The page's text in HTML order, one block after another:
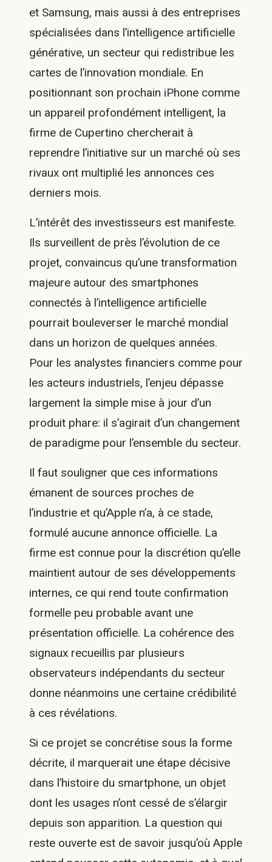
et Samsung, mais aussi à des entreprises
spécialisées dans l’intelligence artificielle
générative, un secteur qui redistribue les
cartes de l’innovation mondiale. En
positionnant son prochain iPhone comme
un appareil profondément intelligent, la
firme de Cupertino chercherait à
reprendre l’initiative sur un marché où ses
rivaux ont multiplié les annonces ces
derniers mois.
L’intérêt des investisseurs est manifeste.
Ils surveillent de près l’évolution de ce
projet, convaincus qu’une transformation
majeure autour des smartphones
connectés à l’intelligence artificielle
pourrait bouleverser le marché mondial
dans un horizon de quelques années.
Pour les analystes financiers comme pour
les acteurs industriels, l’enjeu dépasse
largement la simple mise à jour d’un
produit phare: il s’agirait d’un changement
de paradigme pour l’ensemble du secteur.
Il faut souligner que ces informations
émanent de sources proches de
l’industrie et qu’Apple n’a, à ce stade,
formulé aucune annonce officielle. La
firme est connue pour la discrétion qu’elle
maintient autour de ses développements
internes, ce qui rend toute confirmation
formelle peu probable avant une
présentation officielle. La cohérence des
signaux recueillis par plusieurs
observateurs indépendants du secteur
donne néanmoins une certaine crédibilité
à ces révélations.
Si ce projet se concrétise sous la forme
décrite, il marquerait une étape décisive
dans l’histoire du smartphone, un objet
dont les usages n’ont cessé de s’élargir
depuis son apparition. La question qui
reste ouverte est de savoir jusqu’où Apple